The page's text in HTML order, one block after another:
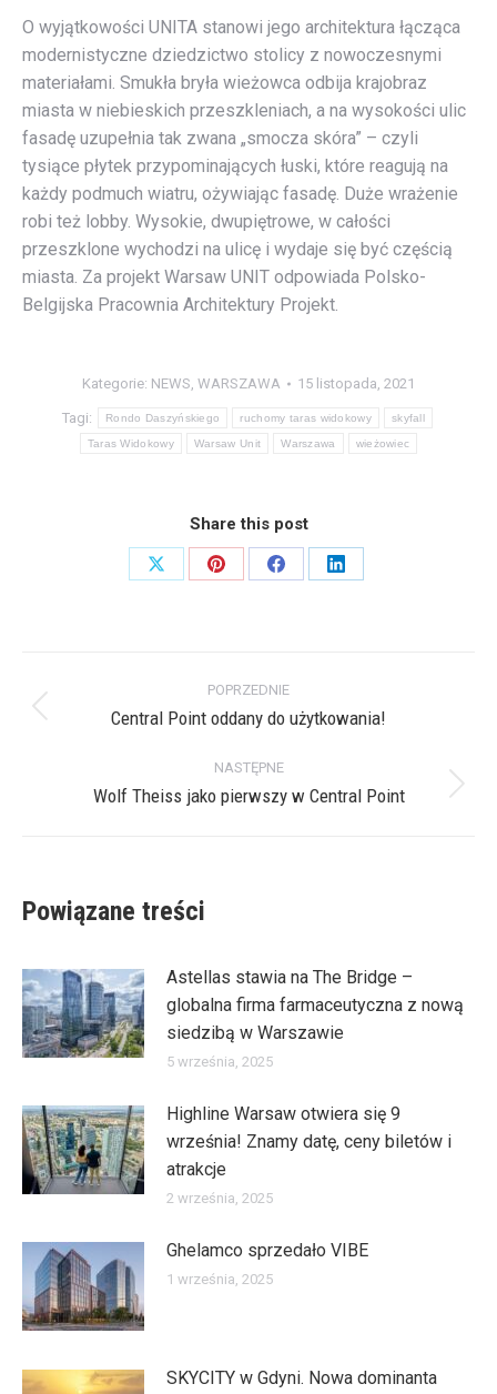
O wyjątkowości UNITA stanowi jego architektura łącząca
modernistyczne dziedzictwo stolicy z nowoczesnymi
materiałami. Smukła bryła wieżowca odbija krajobraz
miasta w niebieskich przeszkleniach, a na wysokości ulic
fasadę uzupełnia tak zwana „smocza skóra” – czyli
tysiące płytek przypominających łuski, które reagują na
każdy podmuch wiatru, ożywiając fasadę. Duże wrażenie
robi też lobby. Wysokie, dwupiętrowe, w całości
przeszklone wychodzi na ulicę i wydaje się być częścią
miasta. Za projekt Warsaw UNIT odpowiada Polsko-
Belgijska Pracownia Architektury Projekt.
Kategorie: NEWS, WARSZAWA 15 listopada, 2021
Tagi: Rondo Daszyńskiego ruchomy taras widokowy skyfall
Taras Widokowy Warsaw Unit Warszawa wieżowiec
Share this post
Share
Share
Share
Share
wpisów
POPRZEDNIE
Poprzedni
Central Point oddany do użytkowania!
NASTĘPNE
Następny
Wolf Theiss jako pierwszy w Central Point
Powiązane treści
Astellas stawia na The Bridge –
globalna firma farmaceutyczna z nową
siedzibą w Warszawie
5 września, 2025
Highline Warsaw otwiera się 9
września! Znamy datę, ceny biletów i
atrakcje
2 września, 2025
Ghelamco sprzedało VIBE
1 września, 2025
SKYCITY w Gdyni. Nowa dominanta